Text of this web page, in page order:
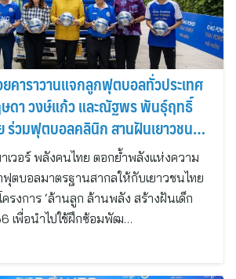
ยคาราวานแจกลูกฟุตบอลทั่วประเทศ
ดา วงษ์แก้ว และณัฐพร พันธุ์ฤทธิ์
ร่วมฟุตบอลคลินิก สานฝันเยาวชนสู่
าเวอร์ พลังคนไทย ตอกย้ำพลังแห่งความ
ฟุตบอลมาตรฐานสากลให้กับเยาวชนไทย
รงการ ‘ล้านลูก ล้านพลัง สร้างฝันเด็ก
เพื่อนำไปใช้ฝึกซ้อมพัฒ…